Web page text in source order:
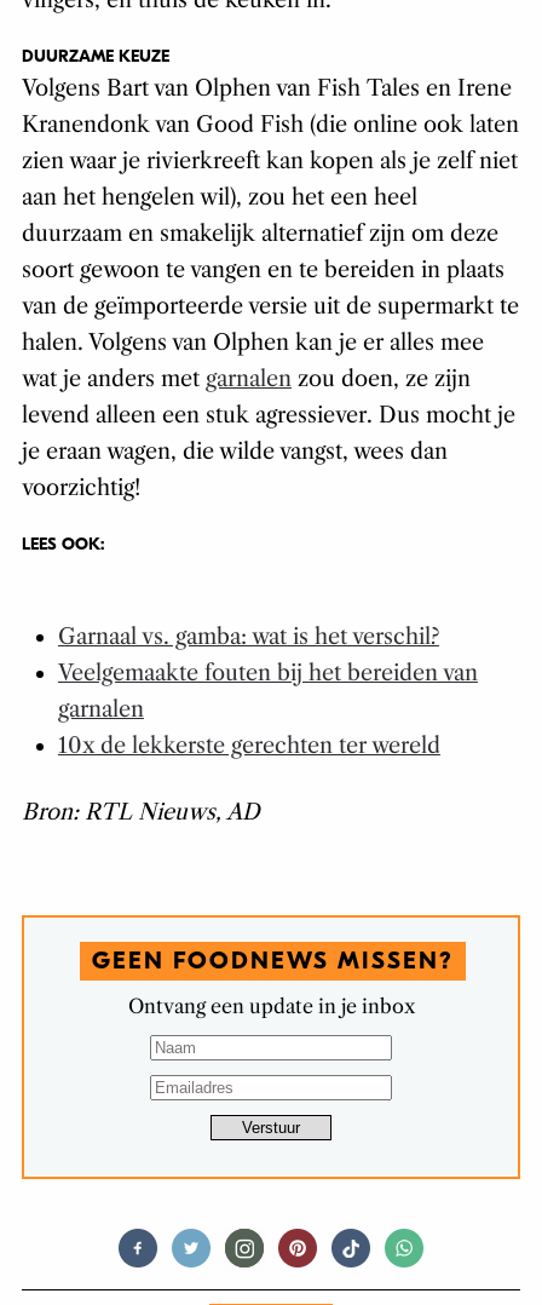
DUURZAME KEUZE
Volgens Bart van Olphen van Fish Tales en Irene
Kranendonk van Good Fish (die online ook laten
zien waar je rivierkreeft kan kopen als je zelf niet
aan het hengelen wil), zou het een heel
duurzaam en smakelijk alternatief zijn om deze
soort gewoon te vangen en te bereiden in plaats
van de geïmporteerde versie uit de supermarkt te
halen. Volgens van Olphen kan je er alles mee
wat je anders met garnalenzou doen, ze zijn
levend alleen een stuk agressiever. Dus mocht je
je eraan wagen, die wilde vangst, wees dan
voorzichtig!
LEES OOK:
Garnaal vs. gamba: wat is het verschil?
Veelgemaakte fouten bij het bereiden van
garnalen
10x de lekkerste gerechten ter wereld
Bron: RTL Nieuws, AD
GEEN FOODNEWS MISSEN?
Ontvang een update in je inbox